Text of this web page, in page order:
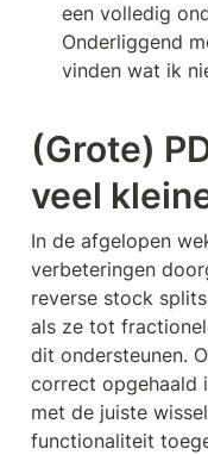
een volledig
Onderliggend
vinden wat ik
(Grote)
veel
In de afgelopen
verbeteringen
reverse stock
als ze tot
dit ondersteunen.
correct opgehaald
met de juiste
functionaliteit